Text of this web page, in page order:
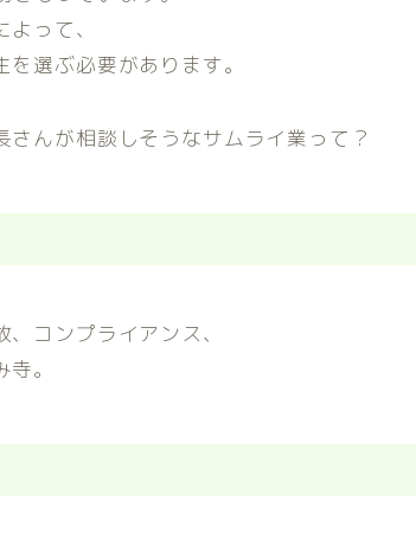
って、
選ぶ必要があります。
さんが相談しそうなサムライ業って？
コンプライアンス、
。